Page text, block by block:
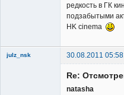
редкость в ГК
подзабытыми
HK cinema
julz_nsk
30.08.2011
Re:
natasha